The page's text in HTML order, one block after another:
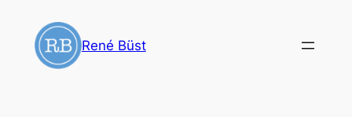
Inhalt
springen
René Büst